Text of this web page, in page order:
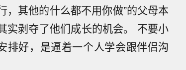
，其他的什么都不用你做”的父母本
实剥夺了他们成长的机会。 不要小
排好，是逼着一个人学会跟伴侣沟